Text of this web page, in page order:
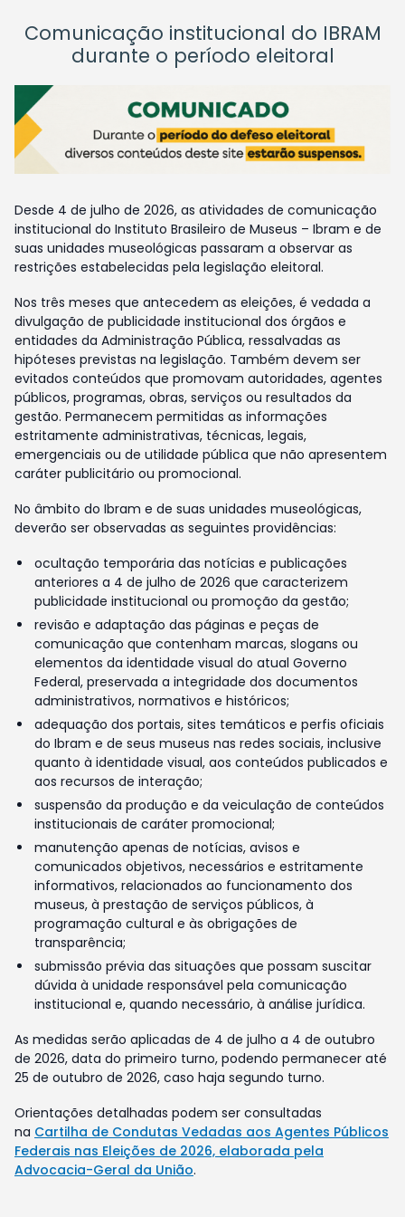
Comunicação institucional do IBRAM
durante o período eleitoral
Desde 4 de julho de 2026, as atividades de comunicação
institucional do Instituto Brasileiro de Museus – Ibram e de
suas unidades museológicas passaram a observar as
restrições estabelecidas pela legislação eleitoral.
Nos três meses que antecedem as eleições, é vedada a
divulgação de publicidade institucional dos órgãos e
entidades da Administração Pública, ressalvadas as
hipóteses previstas na legislação. Também devem ser
evitados conteúdos que promovam autoridades, agentes
públicos, programas, obras, serviços ou resultados da
gestão. Permanecem permitidas as informações
estritamente administrativas, técnicas, legais,
emergenciais ou de utilidade pública que não apresentem
caráter publicitário ou promocional.
No âmbito do Ibram e de suas unidades museológicas,
deverão ser observadas as seguintes providências:
ocultação temporária das notícias e publicações
anteriores a 4 de julho de 2026 que caracterizem
publicidade institucional ou promoção da gestão;
revisão e adaptação das páginas e peças de
comunicação que contenham marcas, slogans ou
elementos da identidade visual do atual Governo
Federal, preservada a integridade dos documentos
administrativos, normativos e históricos;
adequação dos portais, sites temáticos e perfis oficiais
do Ibram e de seus museus nas redes sociais, inclusive
quanto à identidade visual, aos conteúdos publicados e
aos recursos de interação;
suspensão da produção e da veiculação de conteúdos
institucionais de caráter promocional;
manutenção apenas de notícias, avisos e
comunicados objetivos, necessários e estritamente
informativos, relacionados ao funcionamento dos
museus, à prestação de serviços públicos, à
programação cultural e às obrigações de
transparência;
submissão prévia das situações que possam suscitar
dúvida à unidade responsável pela comunicação
institucional e, quando necessário, à análise jurídica.
As medidas serão aplicadas de 4 de julho a 4 de outubro
de 2026, data do primeiro turno, podendo permanecer até
25 de outubro de 2026, caso haja segundo turno.
Orientações detalhadas podem ser consultadas
na Cartilha de Condutas Vedadas aos Agentes Públicos
Federais nas Eleições de 2026, elaborada pela
Advocacia-Geral da União.